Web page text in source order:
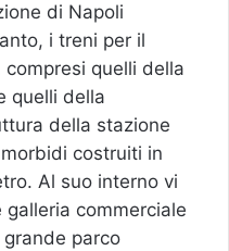
di Napoli
i treni per il
compresi quelli della
quelli della
della stazione
costruiti in
Al suo interno vi
commerciale
grande parco